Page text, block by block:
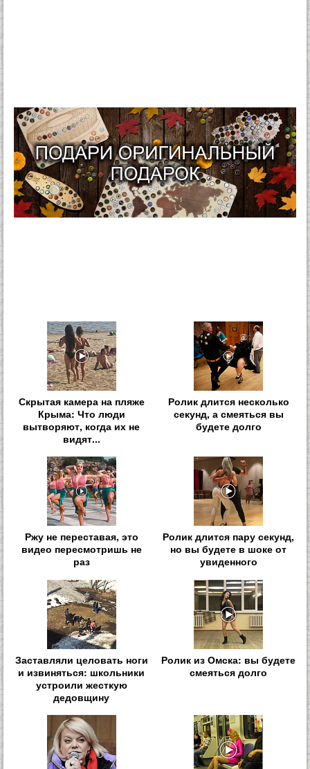
Скрытая камера на пляже
Крыма: Что люди
вытворяют, когда их не
видят...
Ролик длится несколько
секунд, а смеяться вы
будете долго
Ржу не переставая, это
видео пересмотришь не
раз
Ролик длится пару секунд,
но вы будете в шоке от
увиденного
Заставляли целовать ноги
и извиняться: школьники
устроили жесткую
дедовщину
Ролик из Омска: вы будете
смеяться долго